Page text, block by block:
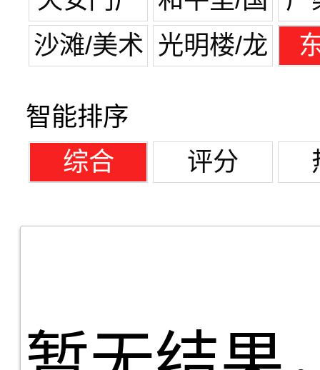
场
展中心
沙滩/美术 光明楼/龙
智能排序
综合
评分